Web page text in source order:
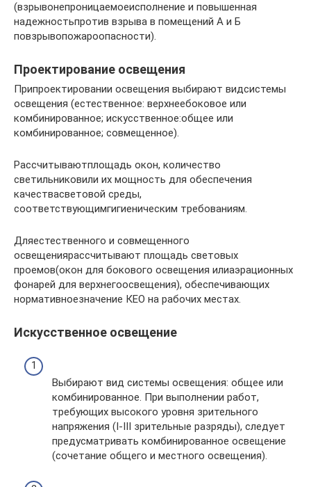
(взрывонепроницаемоеисполнение и повышенная
надежностьпротив взрыва в помещений А и Б
повзрывопожароопасности).
Проектирование освещения
Припроектировании освещения выбирают видсистемы
освещения (естественное: верхнеебоковое или
комбинированное; искусственное:общее или
комбинированное; совмещенное).
Рассчитываютплощадь окон, количество
светильниковили их мощность для обеспечения
качествасветовой среды,
соответствующимгигиеническим требованиям.
Дляестественного и совмещенного
освещениярассчитывают площадь световых
проемов(окон для бокового освещения илиаэрационных
фонарей для верхнегоосвещения), обеспечивающих
нормативноезначение КЕО на рабочих местах.
Искусственное освещение
Выбирают вид системы освещения: общее или
комбинированное. При выполнении работ,
требующих высокого уровня зрительного
напряжения (I-III зрительные разряды), следует
предусматривать комбинированное освещение
(сочетание общего и местного освещения).